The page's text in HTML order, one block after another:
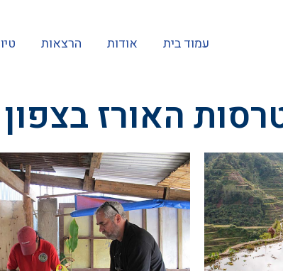
עמוד בית אודות הרצאות
האורז